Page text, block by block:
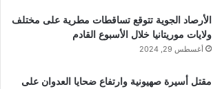
الأرصاد الجوية تتوقع تساقطات مطرية على مختلف
ولايات موريتانيا خلال الأسبوع القادم
أغسطس 29, 2024
مقتل أسيرة صهيونية وارتفاع ضحايا العدوان على